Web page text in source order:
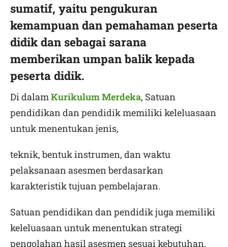
sumatif, yaitu pengukuran
kemampuan dan pemahaman peserta
didik dan sebagai sarana
memberikan umpan balik kepada
peserta didik.
Di dalamKurikulum Merdeka, Satuan
pendidikan dan pendidik memiliki keleluasaan
untuk menentukan jenis,
teknik, bentuk instrumen, dan waktu
pelaksanaan asesmen berdasarkan
karakteristik tujuan pembelajaran.
Satuan pendidikan dan pendidik juga memiliki
keleluasaan untuk menentukan strategi
pengolahan hasil asesmen sesuai kebutuhan.